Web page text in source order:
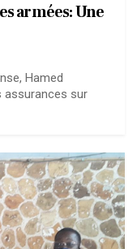
armées: Une
Hamed
assurances sur